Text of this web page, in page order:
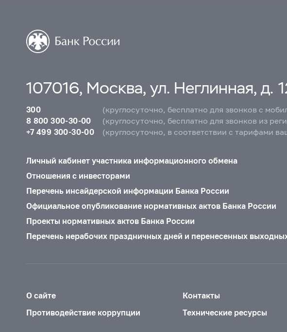
107016, Москва, ул. Неглинная, д.
300
(круглосуточно, бесплатно для звонков с
8 800 300-30-00
(круглосуточно, бесплатно для звонков из
+7 499 300-30-00
(круглосуточно, в соответствии с тарифами
Личный кабинет участника информационного обмена
Отношения с инвесторами
Перечень инсайдерской информации Банка России
Официальное опубликование нормативных актов Банка России
Проекты нормативных актов Банка России
Перечень нерабочих праздничных дней и перенесенных
О сайте
Контакты
Противодействие коррупции
Технические ресурсы